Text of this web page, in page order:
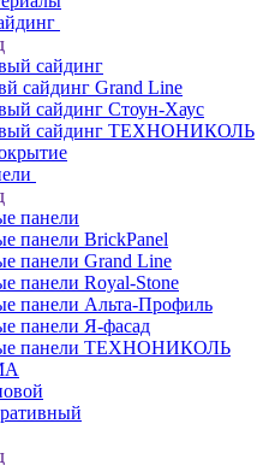
сайдинг
сайдинг Grand Line
сайдинг Стоун-Хаус
сайдинг ТЕХНОНИКОЛЬ
панели
панели BrickPanel
панели Grand Line
панели Royal-Stone
панели Альта-Профиль
панели Я-фасад
панели ТЕХНОНИКОЛЬ